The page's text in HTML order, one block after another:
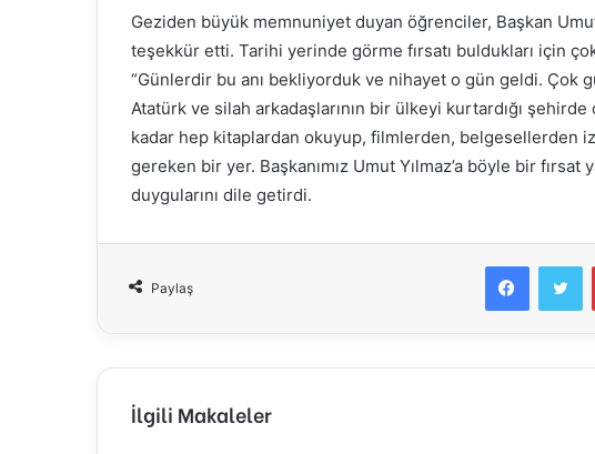
Geziden büyük memnuniyet duyan öğrenciler, Başkan
teşekkür etti. Tarihi yerinde görme fırsatı buldukları için
“Günlerdir bu anı bekliyorduk ve nihayet o gün geldi. Çok
Atatürk ve silah arkadaşlarının bir ülkeyi kurtardığı
kadar hep kitaplardan okuyup, filmlerden, belgesellerden
gereken bir yer. Başkanımız Umut Yılmaz’a böyle bir
duygularını dile getirdi.
Paylaş
Facebook
İlgili Makaleler